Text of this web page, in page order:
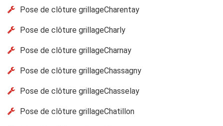
Pose de clôture grillageCharentay
Pose de clôture grillageCharly
Pose de clôture grillageCharnay
Pose de clôture grillageChassagny
Pose de clôture grillageChasselay
Pose de clôture grillageChatillon